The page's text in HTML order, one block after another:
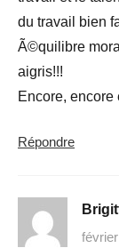
du travail bien
Ã©quilibre
aigris!!!
Encore,
Répondre